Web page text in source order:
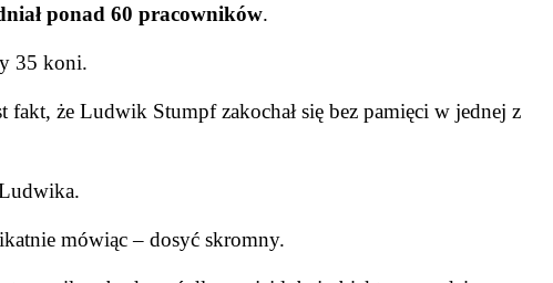
ponad 60 pracowników.
35 koni.
fakt, że Ludwik Stumpf zakochał się bez pamięci w jednej z
mówiąc – dosyć skromny.